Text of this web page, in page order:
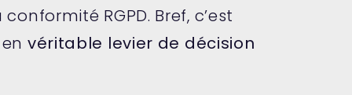
RGPD. Bref, c’est
véritable levier de décision